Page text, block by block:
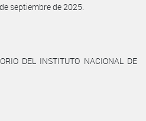
septiembre de 2025.
DEL INSTITUTO NACIONAL DE